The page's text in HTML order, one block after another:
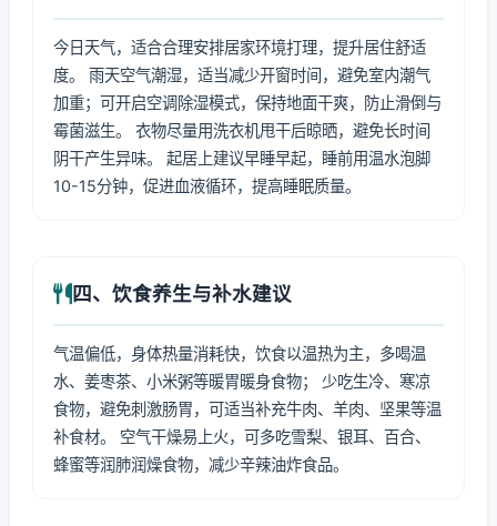
今日天气，适合合理安排居家环境打理，提升居住舒适
度。 雨天空气潮湿，适当减少开窗时间，避免室内潮气
加重；可开启空调除湿模式，保持地面干爽，防止滑倒与
霉菌滋生。 衣物尽量用洗衣机甩干后晾晒，避免长时间
阴干产生异味。 起居上建议早睡早起，睡前用温水泡脚
10-15分钟，促进血液循环，提高睡眠质量。
四、饮食养生与补水建议
气温偏低，身体热量消耗快，饮食以温热为主，多喝温
水、姜枣茶、小米粥等暖胃暖身食物； 少吃生冷、寒凉
食物，避免刺激肠胃，可适当补充牛肉、羊肉、坚果等温
补食材。 空气干燥易上火，可多吃雪梨、银耳、百合、
蜂蜜等润肺润燥食物，减少辛辣油炸食品。